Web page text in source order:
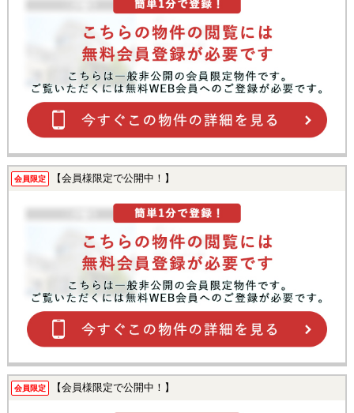
会員限定 【会員様限定で公開中！】
会員限定 【会員様限定で公開中！】